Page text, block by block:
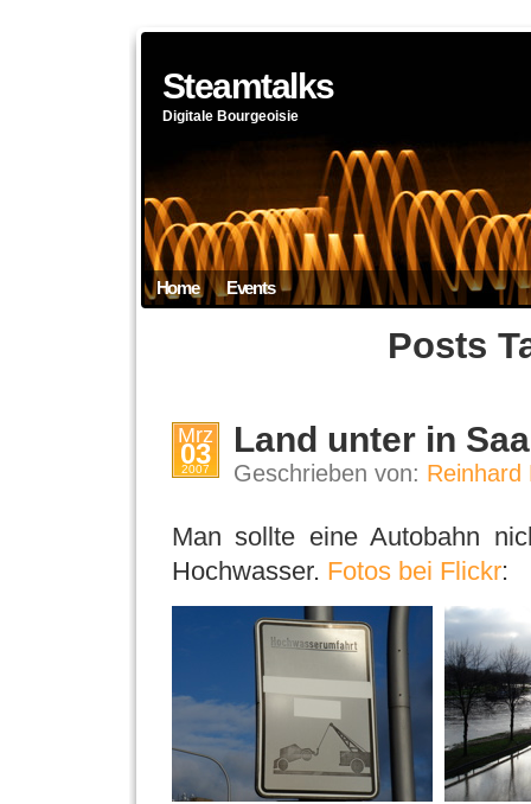
Steamtalks
Digitale Bourgeoisie
Home Events
Posts
Mrz
03
2007
Land unter in
Geschrieben von: Reinhard
Man sollte eine Autobahn
Hochwasser. Fotos bei Flickr: